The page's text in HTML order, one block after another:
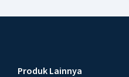
Produk Lainnya